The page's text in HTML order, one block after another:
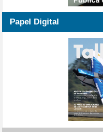
Papel Digital